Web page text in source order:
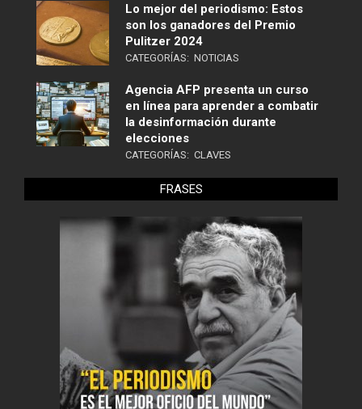
Lo mejor del periodismo: Estos
son los ganadores del Premio
Pulitzer 2024
CATEGORÍAS: NOTICIAS
Agencia AFP presenta un curso
en línea para aprender a combatir
la desinformación durante
elecciones
CATEGORÍAS: CLAVES
FRASES